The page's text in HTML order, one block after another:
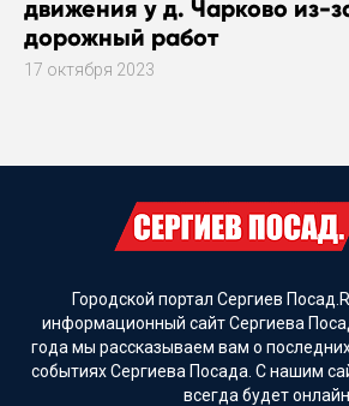
движения у д. Чарково из-
дорожный работ
17 октября 2023
Городской портал Сергиев
информационный сайт Сергиева
года мы рассказываем вам о
событиях Сергиева Посада. С нашим
всегда будет